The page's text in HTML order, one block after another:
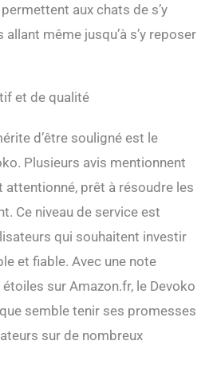
meilleure facilité
d'utilisation. Le filtre
universel fonctionne avec
aux chats de s’y
allant même jusqu’à s’y reposer
et de qualité
d’être souligné est le
Plusieurs avis mentionnent
prêt à résoudre les
Ce niveau de service est
qui souhaitent investir
et fiable. Avec une note
sur Amazon.fr, le Devoko
semble tenir ses promesses
sur de nombreux